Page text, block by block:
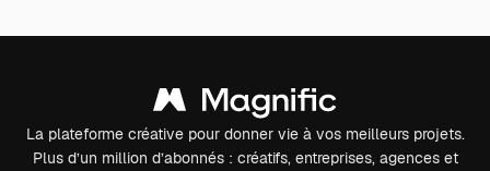
La plateforme créative pour donner vie à vos meilleurs projets.
Plus d’un million d’abonnés : créatifs, entreprises, agences et